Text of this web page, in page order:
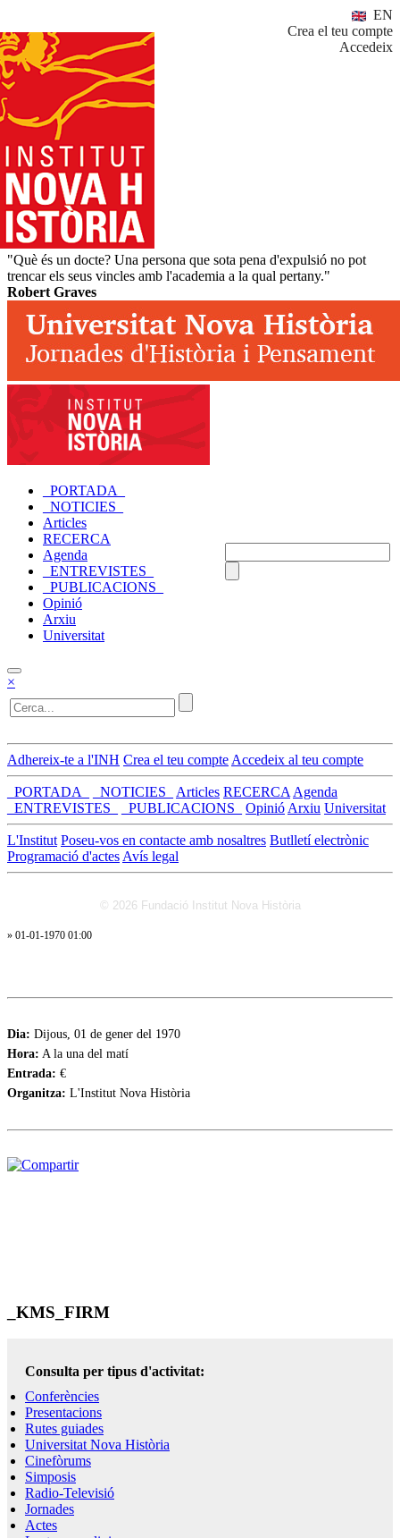
EN
Crea el teu compte
Accedeix
"Què és un docte? Una persona que sota pena d'expulsió no pot
trencar els seus vincles amb l'academia a la qual pertany."
Robert Graves
_PORTADA_
_NOTICIES_
Articles
RECERCA
Agenda
_ENTREVISTES_
_PUBLICACIONS_
Opinió
Arxiu
Universitat
×
Adhereix-te a l'INH Crea el teu compte Accedeix al teu compte
_PORTADA_ _NOTICIES_ Articles RECERCA Agenda
_ENTREVISTES_
_PUBLICACIONS_ Opinió Arxiu Universitat
L'Institut Poseu-vos en contacte amb nosaltres Butlletí electrònic
Programació d'actes Avís legal
© 2026 Fundació Institut Nova Història
» 01-01-1970 01:00
Dia: Dijous, 01 de gener del 1970
Hora: A la una del matí
Entrada: €
Organitza: L'Institut Nova Història
_KMS_FIRM
Consulta per tipus d'activitat:
Conferències
Presentacions
Rutes guiades
Universitat Nova Història
Cinefòrums
Simposis
Radio-Televisió
Jornades
Actes